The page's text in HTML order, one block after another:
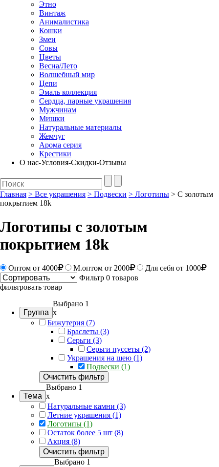
Этно
Винтаж
Анималистика
Кошки
Змеи
Совы
Цветы
Весна/Лето
Волшебный мир
Цепи
Эмаль коллекция
Сердца, парные украшения
Мужчинам
Мишки
Натуральные материалы
Жемчуг
Арома серия
Крестики
О нас-Условия-Скидки-Отзывы
Главная > Все украшения > Подвески > Логотипы > С золотым
покрытием 18k
Логотипы с золотым
покрытием 18k
Оптом от 4000 М.оптом от 2000
Для себя от 1000
Фильтр 0 товаров
фильтровать товар
Группа
Выбрано 1
x
Бижутерия (7)
Браслеты (3)
Серьги (3)
Серьги пуссеты (2)
Украшения на шею (1)
Подвески (1)
Очистить фильтр
Тема
Выбрано 1
x
Натуральные камни (3)
Летние украшения (1)
Логотипы (1)
Остаток более 5 шт (8)
Акция (8)
Очистить фильтр
Выбрано 1